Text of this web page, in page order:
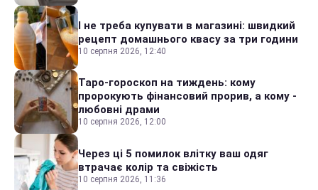
І не треба купувати в магазині: швидкий
рецепт домашнього квасу за три години
10 серпня 2026, 12:40
Таро-гороскоп на тиждень: кому
пророкують фінансовий прорив, а кому -
любовні драми
10 серпня 2026, 12:00
Через ці 5 помилок влітку ваш одяг
втрачає колір та свіжість
10 серпня 2026, 11:36